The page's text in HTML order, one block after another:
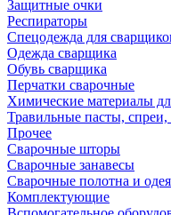
Защитные очки
Респираторы
Спецодежда для
Одежда сварщика
Обувь сварщика
Перчатки сварочные
Химические материалы
Травильные пасты,
Прочее
Сварочные шторы
Сварочные занавесы
Сварочные полотна и
Комплектующие